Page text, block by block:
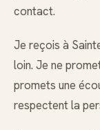
contact.
Je reçois à
loin. Je ne
promets une
respectent la